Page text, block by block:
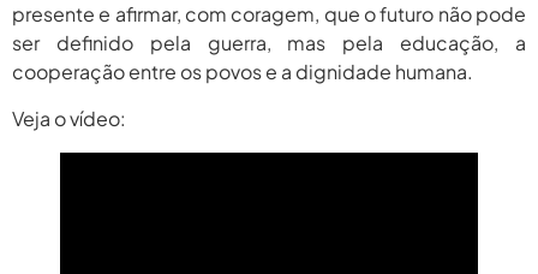
presente e afirmar, com coragem, que o futuro não pode
ser definido pela guerra, mas pela educação, a
cooperação entre os povos e a dignidade humana.
Veja o vídeo: